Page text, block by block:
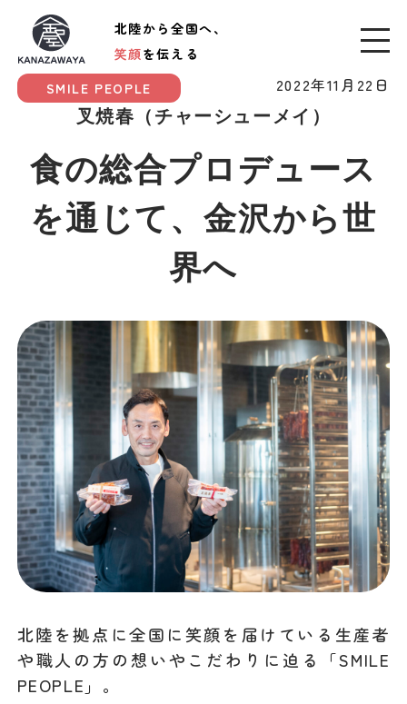
北陸から全国へ、
笑顔を伝える
SMILE PEOPLE
2022年11月22日
叉焼春（チャーシューメイ）
食の総合プロデュース
を通じて、金沢から世
界へ
北陸を拠点に全国に笑顔を届けている生産者
や職人の方の想いやこだわりに迫る「SMILE
PEOPLE」。